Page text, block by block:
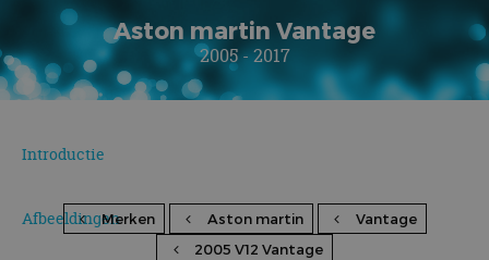
Autotests
Automerken
Adverteren
Contact
Aston martin Vantage
2005 - 2017
Introductie
AfbeeldingenMerken Aston martin
Vantage
2005 V12 Vantage